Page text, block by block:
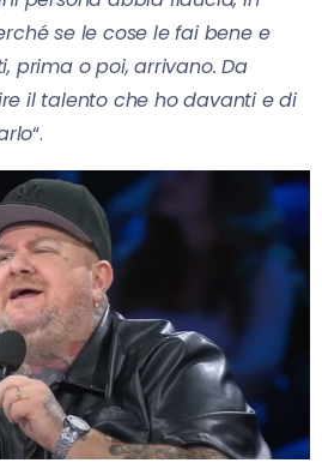
se le cose le fai bene e
prima o poi, arrivano. Da
il talento che ho davanti e di
“.